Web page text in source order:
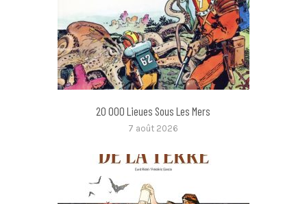
20 000 Lieues Sous Les Mers
7 août 2026